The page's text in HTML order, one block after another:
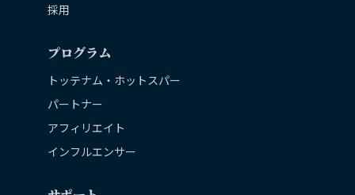
採用
プログラム
トッテナム・ホットスパー
パートナー
アフィリエイト
インフルエンサー